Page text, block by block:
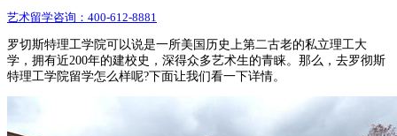
艺术留学咨询： 400-612-8881
罗切斯特理工学院可以说是一所美国历史上第二古老的私立理工大
学，拥有近200年的建校史，深得众多艺术生的青睐。那么，去罗彻斯
特理工学院留学怎么样呢?下面让我们看一下详情。